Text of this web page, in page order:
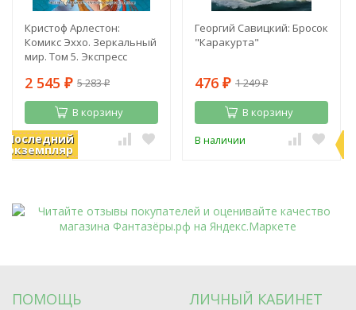
Последний
экземпляр
Кристоф Арлестон:
Комикс Эххо. Зеркальный
мир. Том 5. Экспресс
Призрак в Пекине
2 545 ₽ 5 283₽
В корзину
В наличии
Георгий Савицкий: Бросок
"Каракурта"
476 ₽ 1 249₽
В корзину
В наличии
ПОМОЩЬ ЛИЧНЫЙ КАБИНЕТ